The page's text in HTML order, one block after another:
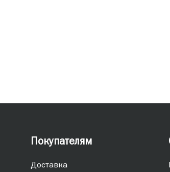
Покупателям
Доставка